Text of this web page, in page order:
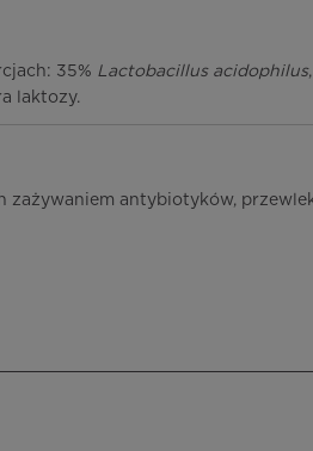
35% Lactobacillus acidophilus
laktozy.
antybiotyków,